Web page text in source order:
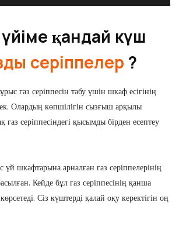
қандай күш
серіппелер ?
газ серіппесін табу үшін шкаф есігінің
Олардың көпшілігін сызғыш арқылы
газ серіппесіндегі қысымды бірден есептеу
шкафтарына арналған газ серіппелерінің
Кейде бұл газ серіппесінің қанша
Сіз күштерді қалай оқу керектігін оң